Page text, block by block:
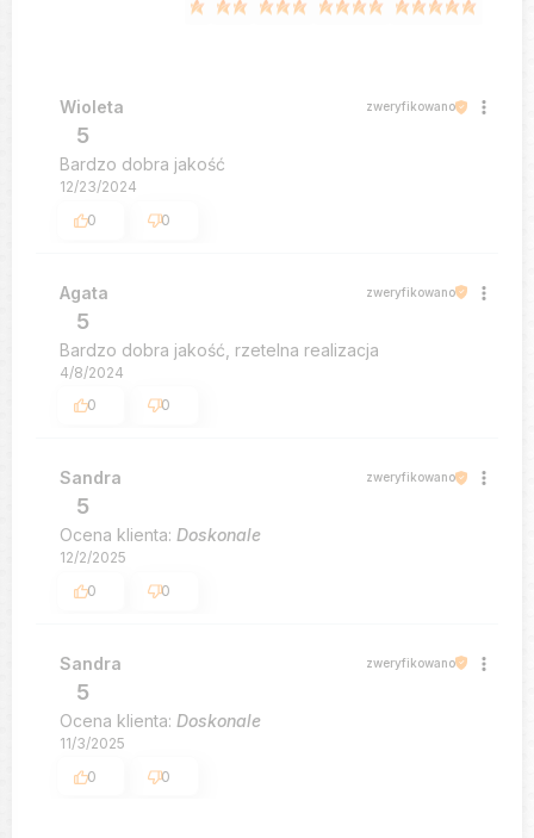
Wioleta zweryfikowano
5
Bardzo dobra jakość
12/23/2024
0
0
Agata zweryfikowano
5
Bardzo dobra jakość, rzetelna realizacja
4/8/2024
0
0
Sandra zweryfikowano
5
Ocena klienta: Doskonale
12/2/2025
0
0
Sandra zweryfikowano
5
Ocena klienta: Doskonale
11/3/2025
0
0